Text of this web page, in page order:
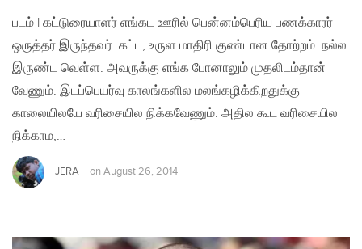
படம் | கட்டுரையாளர் எங்கட ஊரில் பென்னம்பெரிய பணக்காரர்
ஒருத்தர் இருந்தவர். கட்ட, உருள மாதிரி குண்டான தோற்றம். நல்ல
இருண்ட வெள்ள. அவருக்கு எங்க போனாலும் முதலிடம்தான்
வேணும். இடப்பெயர்வு காலங்களில மலங்கழிக்கிறதுக்கு
காலையிலயே வரிசையில நிக்கவேணும். அதில கூட வரிசையில
நிக்காம,…
JERA on August 26, 2014